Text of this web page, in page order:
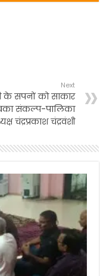
Next
के सपनों को साकार
संकल्प-पालिका
चंद्रप्रकाश चंद्रवंशी